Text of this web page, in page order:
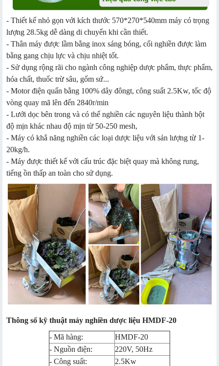
- Thiết kế nhỏ gọn với kích thước 570*270*540mm máy có trọng
lượng 28.5kg dễ dàng di chuyển khi cần thiết.
- Thân máy được lầm bằng inox sáng bóng, cối nghiền được làm
bằng gang chịu lực và chịu nhiệt tốt.
- Sử dụng rộng rãi cho ngành công nghiệp dược phẩm, thực phẩm,
hóa chất, thuốc trừ sâu, gốm sứ...
- Motor điện quấn bằng 100% dây đôngt, công suất 2.5Kw, tốc độ
vòng quay mã lên đến 2840r/min
- Lưới dọc bên trong và có thể nghiền các nguyên liệu thành bột
độ mịn khác nhau độ mịn từ 50-250 mesh,
- Máy có khẳ năng nghiền các loại dược liệu với sản lượng từ 1-
20kg/h.
- Máy được thiết kế với cấu trúc đặc biệt quay mà không rung,
tiếng ồn thấp an toàn cho sử dụng.
Thông số kỹ thuật máy nghiền dược liệu HMDF-20
- Mã hàng:
HMDF-20
- Nguồn điện:
220V, 50Hz
- Công suất:
2.5Kw